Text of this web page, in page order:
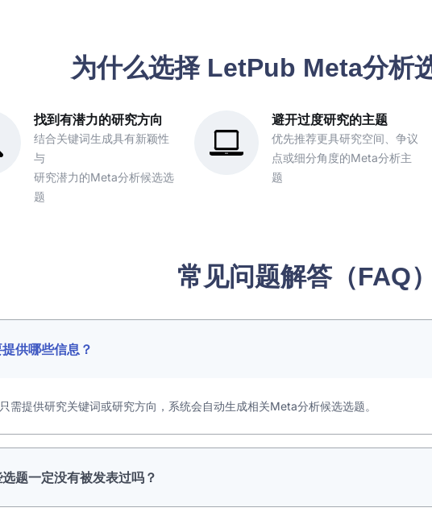
为什么选择 LetPub Meta分析
找到有潜力的研究方向
结合关键词生成具有新颖性
与
研究潜力的Meta分析候选选
题
避开过度研究的主题
优先推荐更具研究空间、争议
点或细分角度的Meta分析主
题
常见问题解答（FAQ）
供哪些信息？
需提供研究关键词或研究方向，系统会自动生成相关Meta分析候选选题。
题一定没有被发表过吗？